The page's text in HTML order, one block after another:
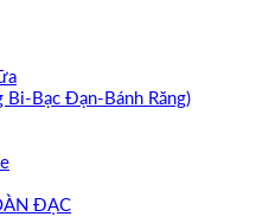
Bi-Bạc Đạn-Bánh Răng)
ĐẠC